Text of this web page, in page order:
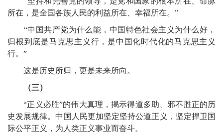
所在，是全国各族人民的利益所在、幸福所在。”
“中国共产党为什么能，中国特色社会主义为什么好，
归根到底是马克思主义行，是中国化时代化的马克思主义
行。”
这是历史所归，更是未来所向。
（三）
“正义必胜”的伟大真理，揭示得道多助、邪不胜正的历
史发展规律。中国人民更加坚定坚持公道正义，坚定捍卫国
际公平正义，为人类正义事业而奋斗。